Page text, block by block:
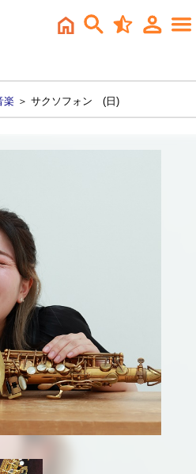
楽 ＞ サクソフォン (日)